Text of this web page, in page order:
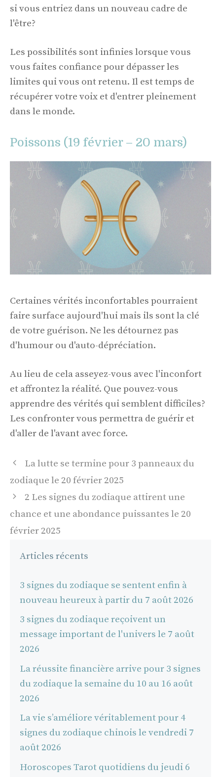
si vous entriez dans un nouveau cadre de
l'être?
Les possibilités sont infinies lorsque vous
vous faites confiance pour dépasser les
limites qui vous ont retenu. Il est temps de
récupérer votre voix et d'entrer pleinement
dans le monde.
Poissons (19 février – 20 mars)
Certaines vérités inconfortables pourraient
faire surface aujourd'hui mais ils sont la clé
de votre guérison. Ne les détournez pas
d'humour ou d'auto-dépréciation.
Au lieu de cela asseyez-vous avec l'inconfort
et affrontez la réalité. Que pouvez-vous
apprendre des vérités qui semblent difficiles?
Les confronter vous permettra de guérir et
d'aller de l'avant avec force.
Navigation
des
La lutte se termine pour 3 panneaux du
zodiaque le 20 février 2025
2 Les signes du zodiaque attirent une
chance et une abondance puissantes le 20
février 2025
Articles récents
3 signes du zodiaque se sentent enfin à
nouveau heureux à partir du 7 août 2026
3 signes du zodiaque reçoivent un
message important de l'univers le 7 août
2026
La réussite financière arrive pour 3 signes
du zodiaque la semaine du 10 au 16 août
2026
La vie s’améliore véritablement pour 4
signes du zodiaque chinois le vendredi 7
août 2026
Horoscopes Tarot quotidiens du jeudi 6